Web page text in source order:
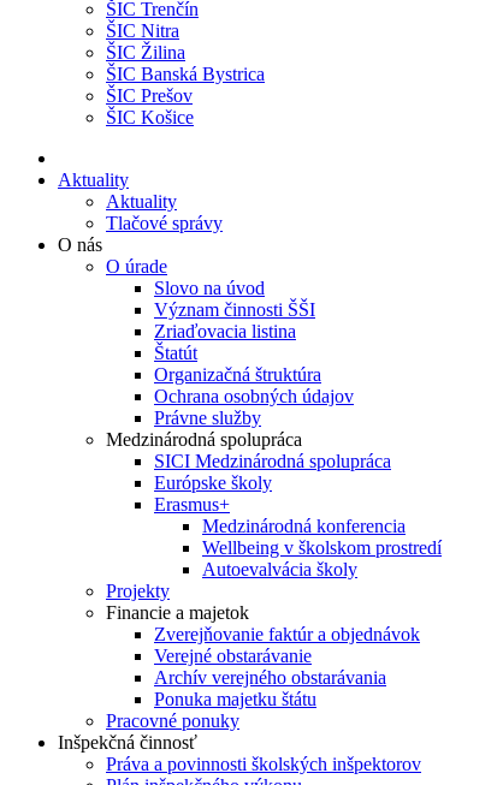
ŠIC Trenčín
ŠIC Nitra
ŠIC Žilina
ŠIC Banská Bystrica
ŠIC Prešov
ŠIC Košice
Aktuality
Aktuality
Tlačové správy
O nás
O úrade
Slovo na úvod
Význam činnosti ŠŠI
Zriaďovacia listina
Štatút
Organizačná štruktúra
Ochrana osobných údajov
Právne služby
Medzinárodná spolupráca
SICI Medzinárodná spolupráca
Európske školy
Erasmus+
Medzinárodná konferencia
Wellbeing v školskom prostredí
Autoevalvácia školy
Projekty
Financie a majetok
Zverejňovanie faktúr a objednávok
Verejné obstarávanie
Archív verejného obstarávania
Ponuka majetku štátu
Pracovné ponuky
Inšpekčná činnosť
Práva a povinnosti školských inšpektorov